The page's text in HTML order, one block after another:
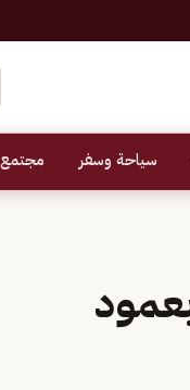
سياحة وسفر مجتمع